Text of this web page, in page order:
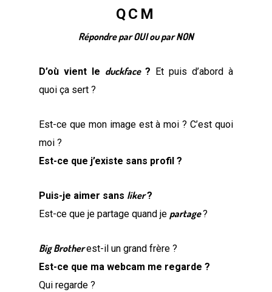
QCM
Répondre par OUI ou par NON
D’où vient le duckface ? Et puis d’abord à
quoi ça sert ?
Est-ce que mon image est à moi ? C’est quoi
moi ?
Est-ce que j’existe sans profil ?
Puis-je aimer sans liker?
Est-ce que je partage quand je partage?
Big Brotherest-il un grand frère ?
Est-ce que ma webcam me regarde ?
Qui regarde ?